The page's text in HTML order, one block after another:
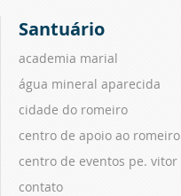
Santuário
academia marial
água mineral aparecida
cidade do romeiro
centro de apoio ao romeiro
centro de eventos pe. vitor
contato